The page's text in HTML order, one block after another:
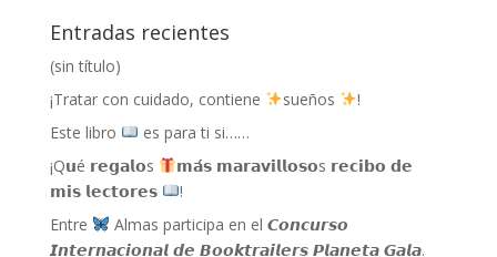
Entradas recientes
(sin título)
¡Tratar con cuidado, contiene
sueños
!
Este libro
es para ti si……
¡Q𝘂é 𝗿𝗲𝗴𝗮𝗹𝗼s
𝗺𝗮́𝘀 𝗺𝗮𝗿𝗮𝘃𝗶𝗹𝗹𝗼𝘀𝗼s 𝗿𝗲𝗰𝗶𝗯𝗼 𝗱𝗲
𝗺𝗶𝘀 𝗹𝗲𝗰𝘁𝗼𝗿𝗲𝘀
!
Entre
Almas participa en el 𝘾𝙤𝙣𝙘𝙪𝙧𝙨𝙤
𝙄𝙣𝙩𝙚𝙧𝙣𝙖𝙘𝙞𝙤𝙣𝙖𝙡 𝙙𝙚 𝘽𝙤𝙤𝙠𝙩𝙧𝙖𝙞𝙡𝙚𝙧𝙨 𝙋𝙡𝙖𝙣𝙚𝙩𝙖 𝙂𝙖𝙡𝙖.